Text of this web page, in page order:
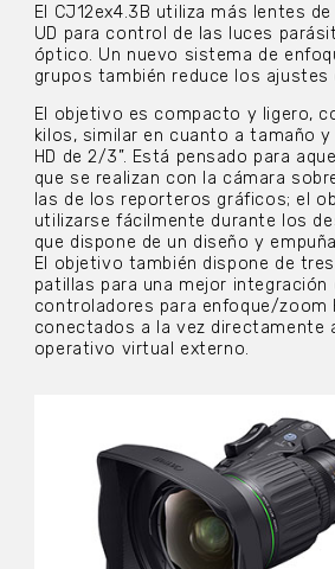
El CJ12ex4.3B utiliza más lentes
UD para control de las luces
óptico. Un nuevo sistema de
grupos también reduce los ajustes
El objetivo es compacto y ligero,
kilos, similar en cuanto a tamaño
HD de 2/3”. Está pensado para
que se realizan con la cámara
las de los reporteros gráficos; el
utilizarse fácilmente durante los
que dispone de un diseño y
El objetivo también dispone de
patillas para una mejor
controladores para enfoque/zoom
conectados a la vez directamente
operativo virtual externo.